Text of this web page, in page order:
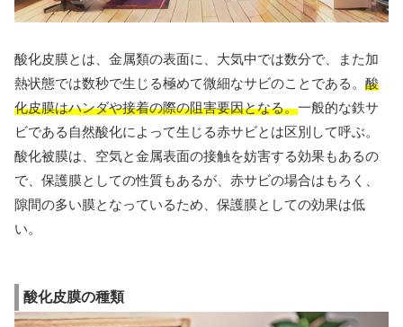
酸化皮膜とは、金属類の表面に、大気中では数分で、また加
熱状態では数秒で生じる極めて微細なサビのことである。 酸
化皮膜はハンダや接着の際の阻害要因となる。一般的な鉄サ
ビである自然酸化によって生じる赤サビとは区別して呼ぶ。
酸化被膜は、空気と金属表面の接触を妨害する効果もあるの
で、保護膜としての性質もあるが、赤サビの場合はもろく、
隙間の多い膜となっているため、保護膜としての効果は低
い。
酸化皮膜の種類